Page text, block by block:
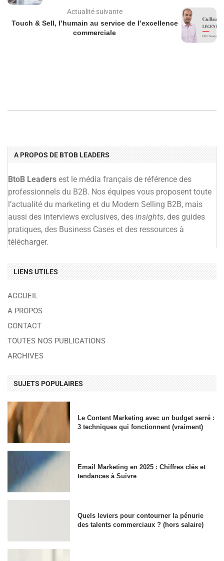
Actualité suivante
Touch & Sell, l’humain au service de l’excellence
commerciale
A PROPOS DE BTOB LEADERS
BtoB Leaders est le média français de référence des
professionnels du B2B. Nos équipes vous proposent toute
l’actualité du marketing et du Modern Selling B2B, mais
aussi des interviews exclusives, des insights, des guides
pratiques, des Business Cases et des ressources à
télécharger.
LIENS UTILES
ACCUEIL
A PROPOS
CONTACT
TOUTES NOS PUBLICATIONS
ARCHIVES
SUJETS POPULAIRES
Le Content Marketing avec un budget serré :
3 techniques qui fonctionnent (vraiment)
Email Marketing en 2025 : Chiffres clés et
tendances à Suivre
Quels leviers pour contourner la pénurie
des talents commerciaux ? (hors salaire)